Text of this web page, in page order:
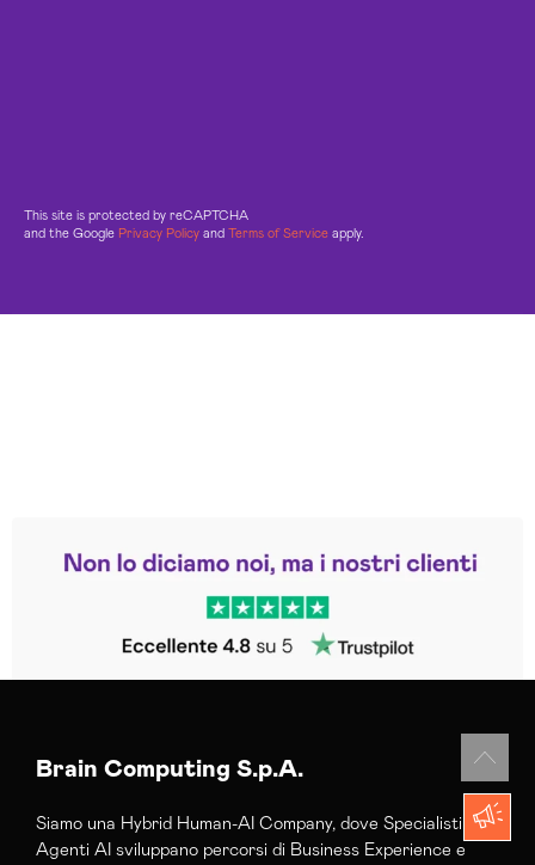
This site is protected by reCAPTCHA
and the Google Privacy Policy and Terms of Service apply.
Trustpilot
Brain Computing S.p.A.
Siamo una Hybrid Human-AI Company, dove Specialisti e
Agenti AI sviluppano percorsi di Business Experience e